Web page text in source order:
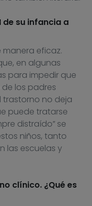
de su infancia a
eficaz.
en algunas
para impedir que
los padres
trastorno no deja
puede tratarse
distraído” se
niños, tanto
las escuelas y
clínico. ¿Qué es